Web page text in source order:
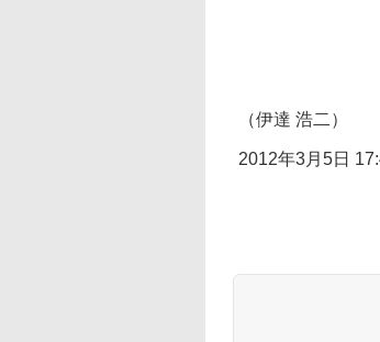
（伊達 浩二）
2012年3月5日